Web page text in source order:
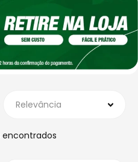
Relevância